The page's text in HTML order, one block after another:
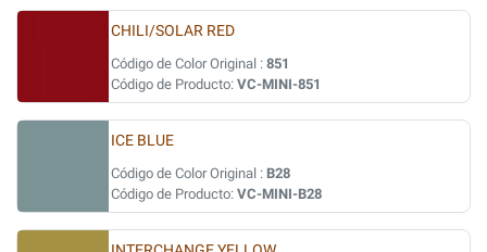
CHILI/SOLAR RED
Código de Color Original : 851
Código de Producto: VC-MINI-851
ICE BLUE
Código de Color Original : B28
Código de Producto: VC-MINI-B28